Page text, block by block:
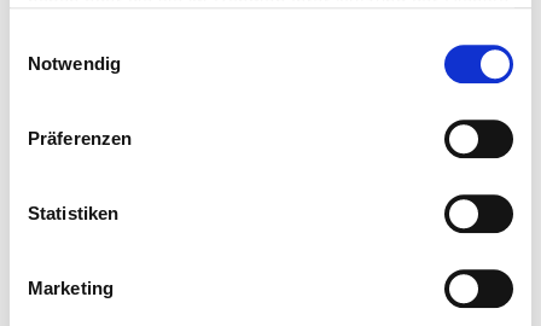
Notwendig
Präferenzen
Statistiken
Marketing